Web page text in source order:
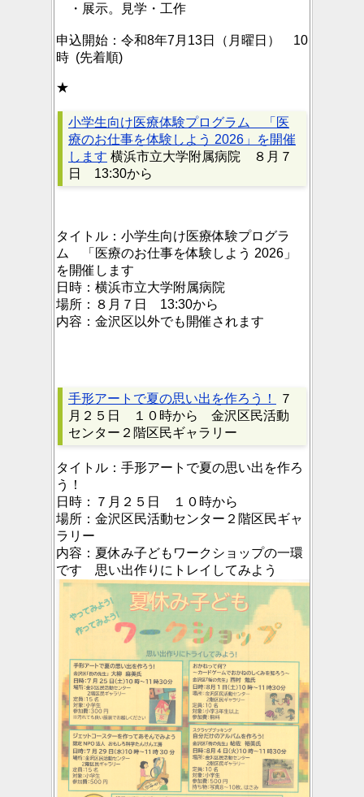
・展示。見学・工作
申込開始：令和8年7月13日（月曜日） 10
時 (先着順)
★
小学生向け医療体験プログラム 「医
療のお仕事を体験しよう 2026」を開催
します 横浜市立大学附属病院 ８月７
日 13:30から
タイトル： 小学生向け医療体験プログラ
ム 「医療のお仕事を体験しよう 2026」
を開催します
日時： 横浜市立大学附属病院
場所： ８月７日 13:30から
内容： 金沢区以外でも開催されます
手形アートで夏の思い出を作ろう！
７
月２５日 １０時から 金沢区民活動
センター２階区民ギャラリー
タイトル： 手形アートで夏の思い出を作ろ
う！
日時：
７月２５日 １０時から
場所： 金沢区民活動センター２階区民ギャ
ラリー
内容： 夏休み子どもワークショップの一環
です 思い出作りにトレイしてみよう